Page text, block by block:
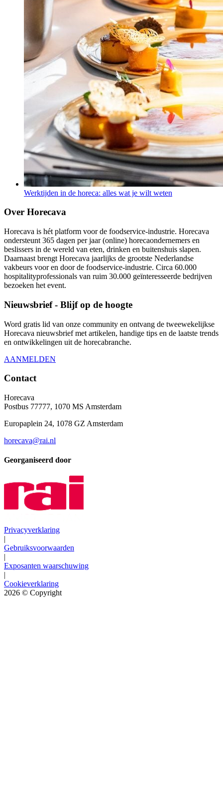
Werktijden in de horeca: alles wat je wilt weten
Over Horecava
Horecava is hét platform voor de foodservice-industrie. Horecava
ondersteunt 365 dagen per jaar (online) horecaondernemers en
beslissers in de wereld van eten, drinken en buitenshuis slapen.
Daarnaast brengt Horecava jaarlijks de grootste Nederlandse
vakbeurs voor en door de foodservice-industrie. Circa 60.000
hospitalityprofessionals van ruim 30.000 geïnteresseerde bedrijven
bezoeken het event.
Nieuwsbrief - Blijf op de hoogte
Word gratis lid van onze community en ontvang de tweewekelijkse
Horecava nieuwsbrief met artikelen, handige tips en de laatste trends
en ontwikkelingen uit de horecabranche.
AANMELDEN
Contact
Horecava
Postbus 77777, 1070 MS Amsterdam
Europaplein 24, 1078 GZ Amsterdam
horecava@rai.nl
Georganiseerd door
Privacyverklaring
|
Gebruiksvoorwaarden
|
Exposanten waarschuwing
|
Cookieverklaring
2026 © Copyright